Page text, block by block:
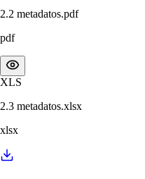
2.2 metadatos.pdf
pdf
XLS
2.3 metadatos.xlsx
xlsx